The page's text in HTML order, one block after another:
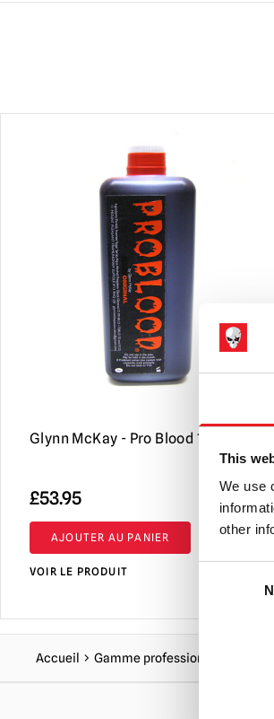
This
We use
other
Glynn McKay - Pro Blood 1 Litre
£53.95
AJOUTER AU PANIER
VOIR LE PRODUIT
Accueil Gamme professionnelle pour